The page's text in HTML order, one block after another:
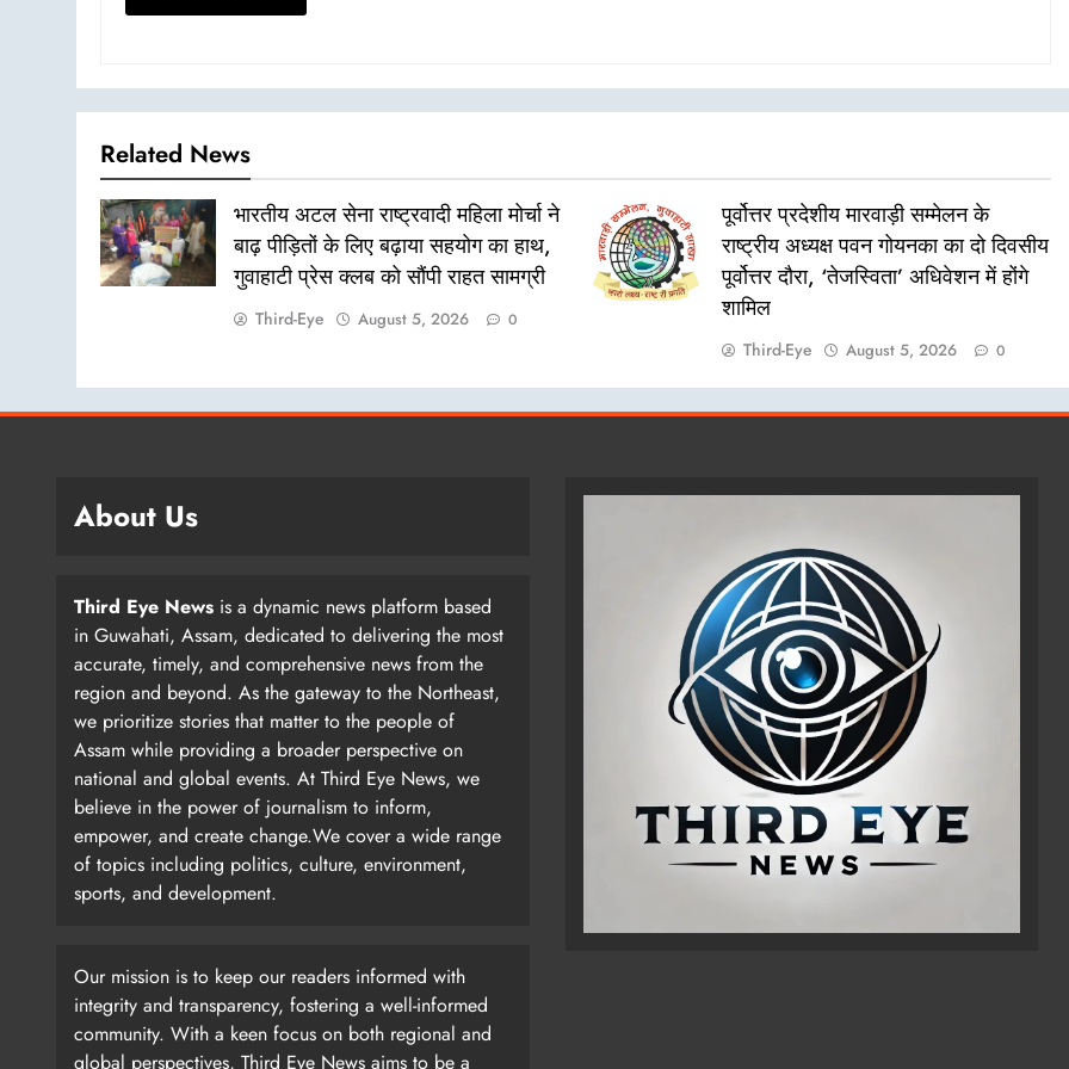
Related News
भारतीय अटल सेना राष्ट्रवादी महिला मोर्चा ने
बाढ़ पीड़ितों के लिए बढ़ाया सहयोग का हाथ,
गुवाहाटी प्रेस क्लब को सौंपी राहत सामग्री
Third-Eye August 5, 2026 0
पूर्वोत्तर प्रदेशीय मारवाड़ी सम्मेलन के
राष्ट्रीय अध्यक्ष पवन गोयनका का दो दिवसीय
पूर्वोत्तर दौरा, ‘तेजस्विता’ अधिवेशन में होंगे
शामिल
Third-Eye August 5, 2026 0
About Us
Third Eye News is a dynamic news platform based
in Guwahati, Assam, dedicated to delivering the most
accurate, timely, and comprehensive news from the
region and beyond. As the gateway to the Northeast,
we prioritize stories that matter to the people of
Assam while providing a broader perspective on
national and global events. At Third Eye News, we
believe in the power of journalism to inform,
empower, and create change.We cover a wide range
of topics including politics, culture, environment,
sports, and development.
Our mission is to keep our readers informed with
integrity and transparency, fostering a well-informed
community. With a keen focus on both regional and
global perspectives, Third Eye News aims to be a